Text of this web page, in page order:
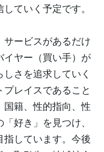
ていく予定です。
ービスがあるだけ
イヤー（買い手）が
さを追求していく
レイスであること
国籍、性的指向、性
好き」を見つけ、
指しています。今後